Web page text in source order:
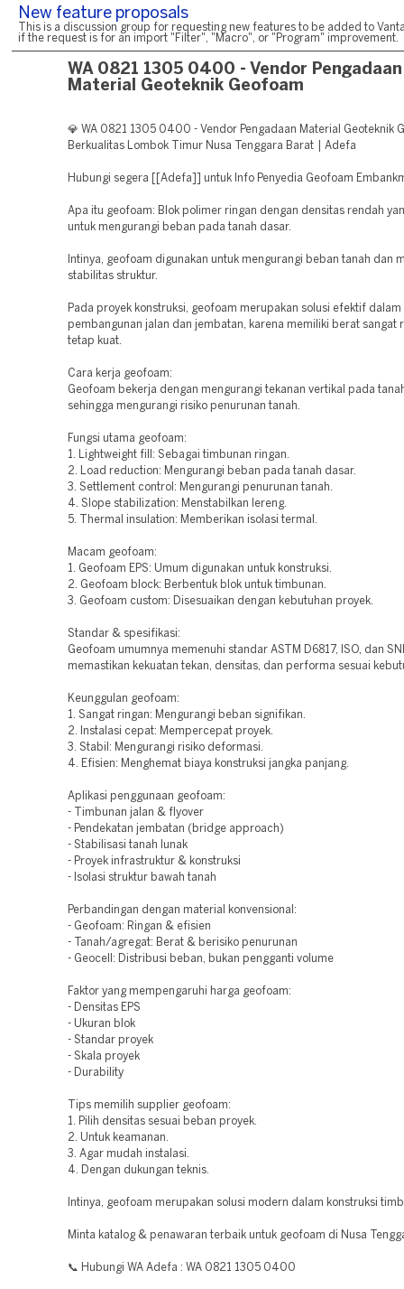
New feature proposals
This is a discussion group for requesting new features to be added to
if the request is for an import "Filter", "Macro", or "Program" improvement.
WA 0821 1305 0400 - Vendor Pengadaan
Material Geoteknik Geofoam
💎 WA 0821 1305 0400 - Vendor Pengadaan Material Geoteknik
Berkualitas Lombok Timur Nusa Tenggara Barat | Adefa
Hubungi segera [[Adefa]] untuk Info Penyedia Geofoam
Apa itu geofoam: Blok polimer ringan dengan densitas rendah
untuk mengurangi beban pada tanah dasar.
Intinya, geofoam digunakan untuk mengurangi beban tanah dan
stabilitas struktur.
Pada proyek konstruksi, geofoam merupakan solusi efektif dalam
pembangunan jalan dan jembatan, karena memiliki berat sangat
tetap kuat.
Cara kerja geofoam:
Geofoam bekerja dengan mengurangi tekanan vertikal pada
sehingga mengurangi risiko penurunan tanah.
Fungsi utama geofoam:
1. Lightweight fill: Sebagai timbunan ringan.
2. Load reduction: Mengurangi beban pada tanah dasar.
3. Settlement control: Mengurangi penurunan tanah.
4. Slope stabilization: Menstabilkan lereng.
5. Thermal insulation: Memberikan isolasi termal.
Macam geofoam:
1. Geofoam EPS: Umum digunakan untuk konstruksi.
2. Geofoam block: Berbentuk blok untuk timbunan.
3. Geofoam custom: Disesuaikan dengan kebutuhan proyek.
Standar & spesifikasi:
Geofoam umumnya memenuhi standar ASTM D6817, ISO, dan
memastikan kekuatan tekan, densitas, dan performa sesuai
Keunggulan geofoam:
1. Sangat ringan: Mengurangi beban signifikan.
2. Instalasi cepat: Mempercepat proyek.
3. Stabil: Mengurangi risiko deformasi.
4. Efisien: Menghemat biaya konstruksi jangka panjang.
Aplikasi penggunaan geofoam:
- Timbunan jalan & flyover
- Pendekatan jembatan (bridge approach)
- Stabilisasi tanah lunak
- Proyek infrastruktur & konstruksi
- Isolasi struktur bawah tanah
Perbandingan dengan material konvensional:
- Geofoam: Ringan & efisien
- Tanah/agregat: Berat & berisiko penurunan
- Geocell: Distribusi beban, bukan pengganti volume
Faktor yang mempengaruhi harga geofoam:
- Densitas EPS
- Ukuran blok
- Standar proyek
- Skala proyek
- Durability
Tips memilih supplier geofoam:
1. Pilih densitas sesuai beban proyek.
2. Untuk keamanan.
3. Agar mudah instalasi.
4. Dengan dukungan teknis.
Intinya, geofoam merupakan solusi modern dalam konstruksi
Minta katalog & penawaran terbaik untuk geofoam di Nusa
📞 Hubungi WA Adefa : WA 0821 1305 0400